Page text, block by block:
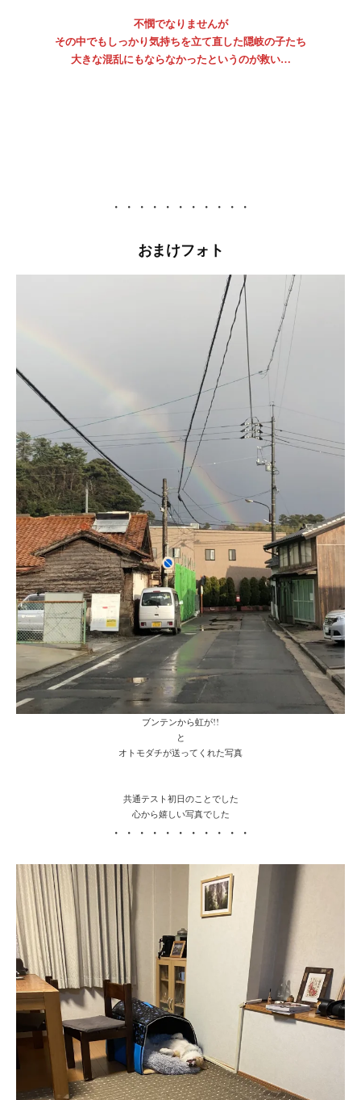
不憫でなりませんが
その中でもしっかり気持ちを立て直した隠岐の子たち
大きな混乱にもならなかったというのが救い…
・・・・・・・・・・・
おまけフォト
ブンテンから虹が!!
と
オトモダチが送ってくれた写真
共通テスト初日のことでした
心から嬉しい写真でした
・・・・・・・・・・・